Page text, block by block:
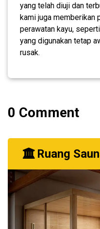
yang telah diuji dan
kami juga memberikan
perawatan kayu,
yang digunakan tetap
rusak.
0 Comment
Ruang